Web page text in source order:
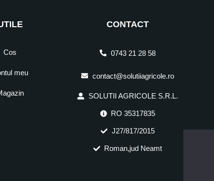
Cos
meu
CONTACT
0743 21 28 58
contact@solutiiagricole.ro
SOLUTII AGRICOLE S.R.L.
RO 35317835
J27/817/2015
Roman,jud Neamt